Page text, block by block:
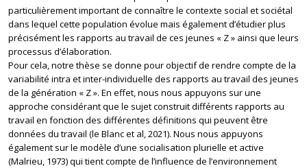
particulièrement important de connaître le contexte social et sociétal
dans lequel cette population évolue mais également d’étudier plus
précisément les rapports au travail de ces jeunes « Z » ainsi que leurs
processus d’élaboration.
Pour cela, notre thèse se donne pour objectif de rendre compte de la
variabilité intra et inter-individuelle des rapports au travail des jeunes
de la génération « Z ». En effet, nous nous appuyons sur une
approche considérant que le sujet construit différents rapports au
travail en fonction des différentes définitions qui peuvent être
données du travail (le Blanc et al, 2021). Nous nous appuyons
également sur le modèle d’une socialisation plurielle et active
(Malrieu, 1973) qui tient compte de l’influence de l’environnement